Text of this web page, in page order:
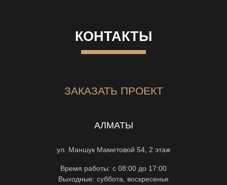
КОНТАКТЫ
ЗАКАЗАТЬ ПРОЕКТ
АЛМАТЫ
ул. Маншук Маметовой 54, 2 этаж
Время работы: с 08:00 до 17:00
Выходные: суббота, воскресенье